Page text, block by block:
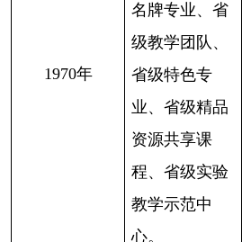
1970年
名牌专业、省
级教学团队、
省级特色专
业、省级精品
资源共享课
程、省级实验
教学示范中
心。